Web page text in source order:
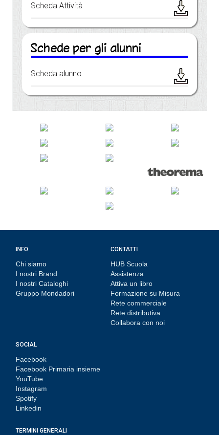
Scheda Attività
Schede per gli alunni
Scheda alunno
INFO
Chi siamo
I nostri Brand
I nostri Cataloghi
Gruppo Mondadori
CONTATTI
HUB Scuola
Assistenza
Attiva un libro
Formazione su Misura
Rete commerciale
Rete distributiva
Collabora con noi
SOCIAL
Facebook
Facebook Primaria insieme
YouTube
Instagram
Spotify
Linkedin
TERMINI GENERALI